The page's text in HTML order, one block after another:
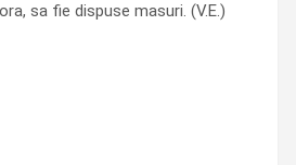
sa fie dispuse masuri. (V.E.)